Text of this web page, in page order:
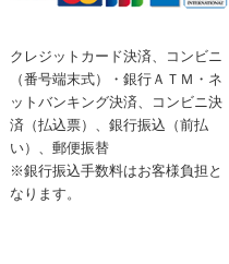
クレジットカード決済、コンビニ
（番号端末式）・銀行ＡＴＭ・ネ
ットバンキング決済、コンビニ決
済（払込票）、銀行振込（前払
い）、郵便振替
※銀行振込手数料はお客様負担と
なります。